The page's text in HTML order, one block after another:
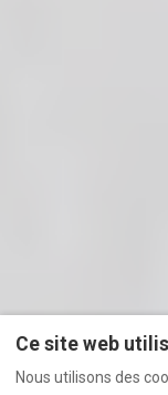
Ce site web
Nous utilisons des